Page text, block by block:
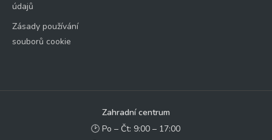
údajů
Zásady používání
souborů cookie
Zahradní centrum
🕑 Po – Čt: 9:00 – 17:00